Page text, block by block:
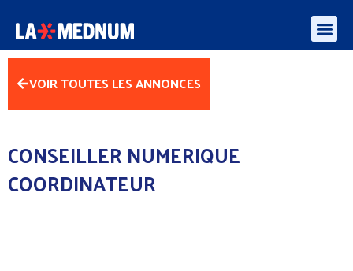
VOIR TOUTES LES ANNONCES
CONSEILLER NUMERIQUE
COORDINATEUR